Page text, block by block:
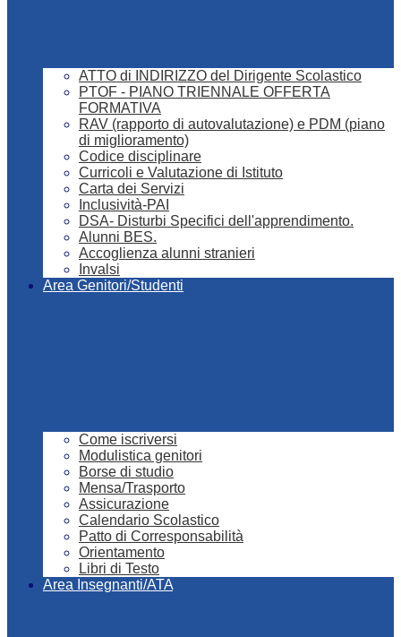
ATTO di INDIRIZZO del Dirigente Scolastico
PTOF - PIANO TRIENNALE OFFERTA
FORMATIVA
RAV (rapporto di autovalutazione) e PDM (piano
di miglioramento)
Codice disciplinare
Curricoli e Valutazione di Istituto
Carta dei Servizi
Inclusività-PAI
DSA- Disturbi Specifici dell'apprendimento.
Alunni BES.
Accoglienza alunni stranieri
Invalsi
Area Genitori/Studenti
Come iscriversi
Modulistica genitori
Borse di studio
Mensa/Trasporto
Assicurazione
Calendario Scolastico
Patto di Corresponsabilità
Orientamento
Libri di Testo
Area Insegnanti/ATA